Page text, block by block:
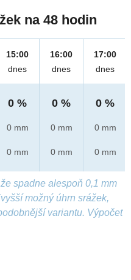
na 48 hodin
15:00
dnes
0 %
0 mm
0 mm
16:00
dnes
0 %
0 mm
0 mm
17:00
dnes
0 %
0 mm
0 mm
spadne alespoň 0,1 mm
možný úhrn srážek,
variantu. Výpočet